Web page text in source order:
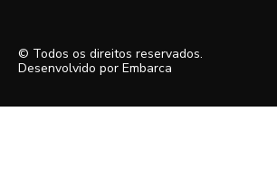
© Todos os direitos reservados.
Desenvolvido por Embarca